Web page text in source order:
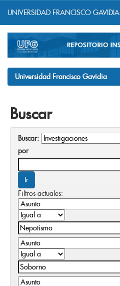
navigation
UNIVERSIDAD FRANCISCO GAVIDIA
Universidad Francisco Gavidia
Buscar
Buscar:
por
Filtros actuales: